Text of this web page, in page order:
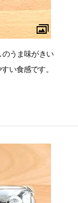
うま味がきい
い食感です。